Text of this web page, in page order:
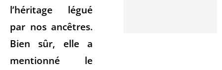
l’héritage légué
par nos ancêtres.
Bien sûr, elle a
mentionné le